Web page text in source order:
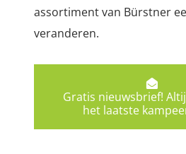
assortiment van Bürstner
veranderen.
Gratis nieuwsbrief!
het laatste